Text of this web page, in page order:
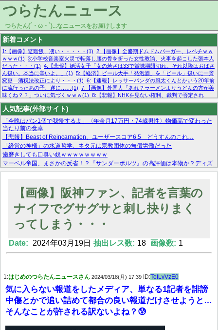
つらたんニュース
つらたん(´・ω・`)...なニュースをお届けします
新着コメント
1:【画像】避難飯、凄い・・・・・(1) 2:【画像】全盛期ドムドムバーガー、レベチｗｗ
ｗｗｗ(1) 3:小学校音楽室火災で転落し腰の骨を折った女性教諭、火事を起こした張本人
だった・・・(1) 4:【悲報】婚活女子「女の若さは33で賞味期限切れ。それ以降はおばさ
ん扱い。本当に辛いよ。」(1) 5:【経済】ビール大手「発泡酒」を「ビール」扱いに一斉
変更 酒税法改正により・・・(1) 6:【速報】レッサーパンダの風太くんとかいう20年前
に流行ったあの子、遂に……(1) 7:【画像】外国人「あれ？ラーメンよりうどんの方が美
味くね？？」ついに気づくｗｗｗ(1) 8:【悲報】NHKを見ない権利、裁判で否定され
る・・・(1) 9:欧州委員長「原発縮小は間違いでした」(1) 10:【悲報】日本企業の人手不
足、限界突破 52%「正社員も足りてません…」(1)
人気記事(外部サイト)
「今晩はパン1個で我慢するよ」〈年金月17万円・74歳男性〉物価高で変わった
当たり前の食卓
【悲報】Beast of Reincarnation、ユーザースコア6.5 どうすんのこれ…
「経営の神様」の水道哲学、ネタ元は宗教団体の無償労働だった
歯磨きしても口臭い奴ｗｗｗｗｗｗｗｗ
マーベル帝国、まさかの反省！？『サンダーボルツ』の高評価は本物か？ディズ
ニーCEOの「量より質」宣言の裏で渦巻くファンの本音とMCUの未来を徹底考
【モー娘。石田亜佑美】ファーストテイク出演も新規獲得ならず？北川莉央が1
【画像あり】FacebookとかTwitterで拾ったエロ画像貼ってくよ
Powered by livedoor 相互RSS
【画像】阪神ファン、記者を言葉の
ナイフでグサグサと刺し抉りまく
ってしまう・・・
Date: 2024年03月19日 抽出レス数: 18 画像数: 1
1:はじめのつらたんニュースさん 2024/03/18(月) 17:39 ID:ToILvVzE0
気に入らない報道をしたメディア、単なる1記者を誹謗
中傷とかで追い詰めて都合の良い報道だけさせようと…
そんなことが許される訳ないよね？😰